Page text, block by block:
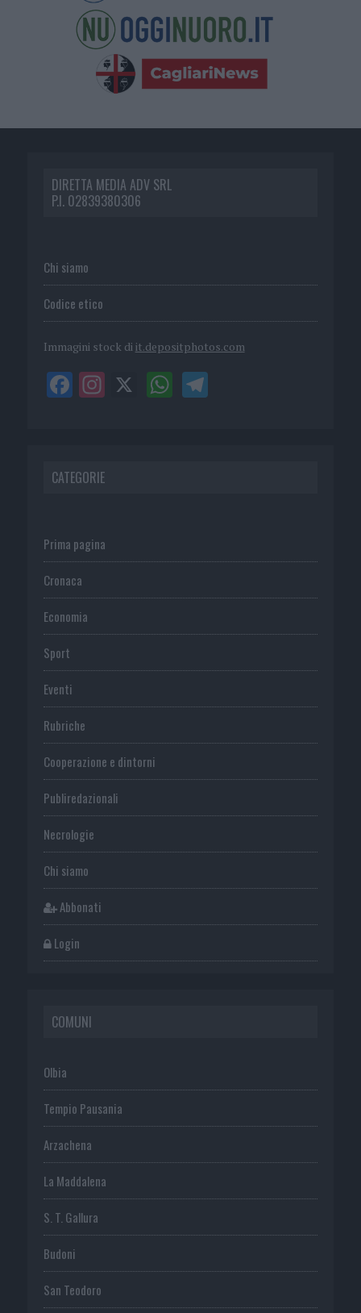
DIRETTA MEDIA ADV SRL
P.I. 02839380306
Chi siamo
Codice etico
Immagini stock di it.depositphotos.com
CATEGORIE
Prima pagina
Cronaca
Economia
Sport
Eventi
Rubriche
Cooperazione e dintorni
Publiredazionali
Necrologie
Chi siamo
Abbonati
Login
COMUNI
Olbia
Tempio Pausania
Arzachena
La Maddalena
S. T. Gallura
Budoni
San Teodoro